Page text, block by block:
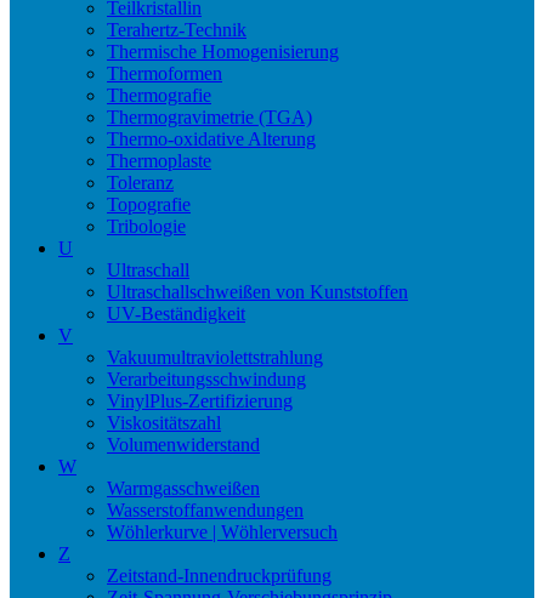
Teilkristallin
Terahertz-Technik
Thermische Homogenisierung
Thermoformen
Thermografie
Thermogravimetrie (TGA)
Thermo-oxidative Alterung
Thermoplaste
Toleranz
Topografie
Tribologie
U
Ultraschall
Ultraschallschweißen von Kunststoffen
UV-Beständigkeit
V
Vakuumultraviolettstrahlung
Verarbeitungsschwindung
VinylPlus-Zertifizierung
Viskositätszahl
Volumenwiderstand
W
Warmgasschweißen
Wasserstoffanwendungen
Wöhlerkurve | Wöhlerversuch
Z
Zeitstand-Innendruckprüfung